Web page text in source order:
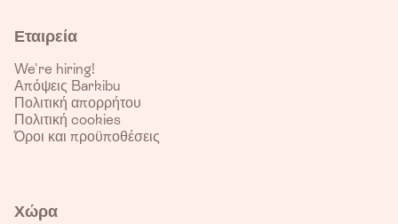
Εταιρεία
We're hiring!
Απόψεις Barkibu
Πολιτική απορρήτου
Πολιτική cookies
Όροι και προϋποθέσεις
Χώρα